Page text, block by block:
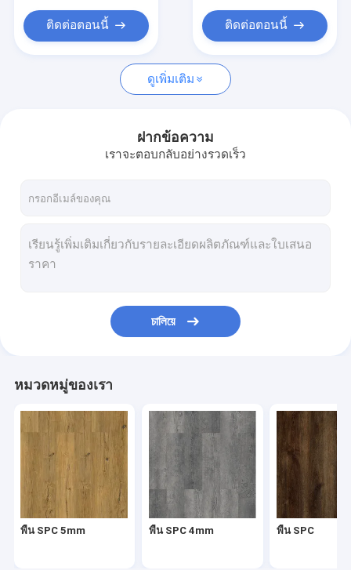
ข่าว
พื้น SPC 4mm
พื้น SPC
SPC คลิกปูพื้น
พื้นหินอ่อนไวนิล
พื้นไวนิลหินแกรนิต
พื้นไวนิลซีเมนต์
ติดต่อตอนนี้ ติดต่อตอนนี้
ดูเพิ่มเติม
ฝากข้อความ
เราจะตอบกลับอย่างรวดเร็ว
চালিয়ে
หมวดหมู่ของเรา
พื้น SPC 5mm พื้น SPC 4mm พื้น SPC